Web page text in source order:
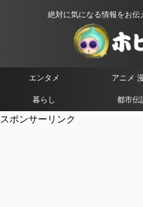
絶対に気になる情報をお伝
エンタメ アニメ
暮らし 都市伝
スポンサーリンク